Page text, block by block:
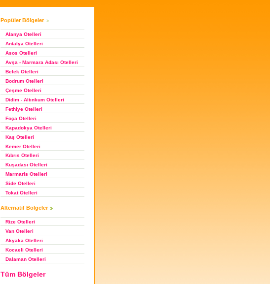
Popüler Bölgeler
Alanya Otelleri
Antalya Otelleri
Asos Otelleri
Avşa - Marmara Adası Otelleri
Belek Otelleri
Bodrum Otelleri
Çeşme Otelleri
Didim - Altınkum Otelleri
Fethiye Otelleri
Foça Otelleri
Kapadokya Otelleri
Kaş Otelleri
Kemer Otelleri
Kıbrıs Otelleri
Kuşadası Otelleri
Marmaris Otelleri
Side Otelleri
Tokat Otelleri
Alternatif Bölgeler
Rize Otelleri
Van Otelleri
Akyaka Otelleri
Kocaeli Otelleri
Dalaman Otelleri
Tüm Bölgeler